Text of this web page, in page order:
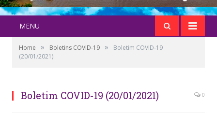
MENU
Home » Boletins COVID-19 »
Boletim COVID-19
(20/01/2021)
Boletim COVID-19 (20/01/2021) 0